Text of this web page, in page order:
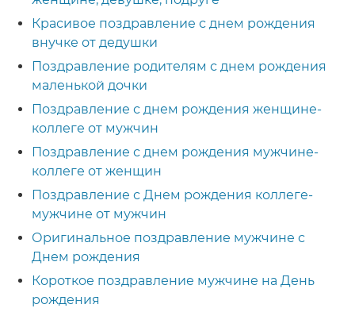
Красивое поздравление с днем рождения
внучке от дедушки
Поздравление родителям с днем рождения
маленькой дочки
Поздравление с днем рождения женщине-
коллеге от мужчин
Поздравление с днем рождения мужчине-
коллеге от женщин
Поздравление с Днем рождения коллеге-
мужчине от мужчин
Оригинальное поздравление мужчине с
Днем рождения
Короткое поздравление мужчине на День
рождения